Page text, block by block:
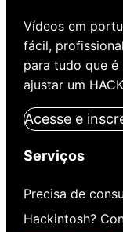
Vídeos em
fácil,
para tudo que é
ajustar um
Acesse e
Serviços
Precisa de
Hackintosh?